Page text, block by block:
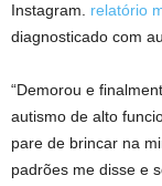
Instagram. relatório
diagnosticado com
“Demorou e
autismo de alto
pare de brincar na
padrões me disse e